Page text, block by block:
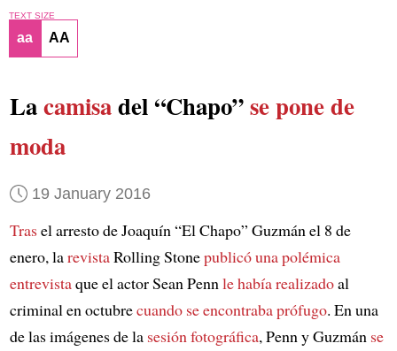
TEXT SIZE
aa AA
Lacamisadel “Chapo”se pone de
moda
19 January 2016
Trasel arresto de Joaquín “El Chapo” Guzmán el 8 de
enero, larevistaRolling Stonepublicó una polémica
entrevistaque el actor Sean Pennle había realizadoal
criminal en octubrecuando se encontraba prófugo. En una
de las imágenes de la sesión fotográfica, Penn y Guzmán se